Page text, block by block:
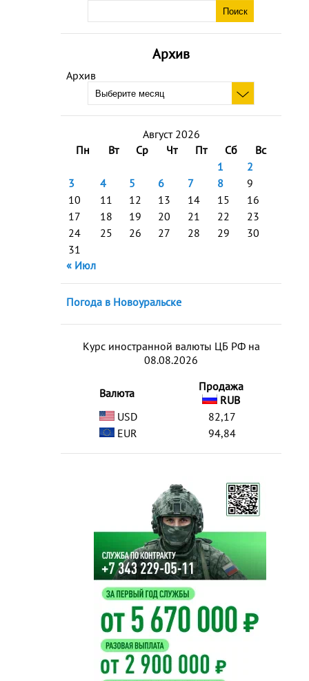
Архив
Архив
Август 2026
Пн
Вт Ср Чт Пт Сб
Вс
1
2
3
4 5 6 7 8
9
10
11 12 13 14 15
16
17
18 19 20 21 22
23
24
25 26 27 28 29
30
31
« Июл
Погода в Новоуральске
Курс иностранной валюты ЦБ РФ на
08.08.2026
Валюта
Продажа
RUB
USD
82,17
EUR
94,84